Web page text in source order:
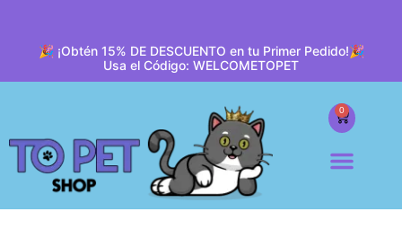
🎉 ¡Obtén 15% DE DESCUENTO en tu Primer Pedido!🎉
Usa el Código: WELCOMETOPET
0